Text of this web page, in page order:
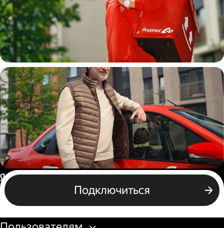
Пеший курьер
Автокурьер
Подключиться
Россия
Бизнесу